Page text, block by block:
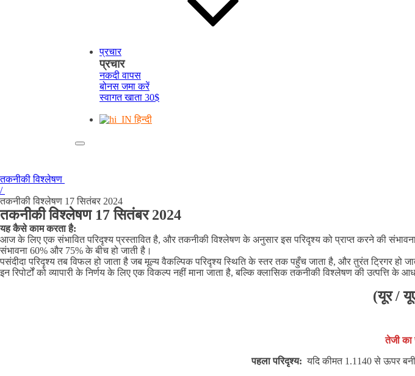
प्रचार
प्रचार
नकदी वापस
बोनस जमा करें
स्वागत खाता 30$
हिन्दी
तकनीकी विश्लेषण
/
तकनीकी विश्लेषण 17 सितंबर 2024
तकनीकी विश्लेषण 17 सितंबर 2024
यह कैसे काम करता है:
आज के लिए एक संभावित परिदृश्य प्रस्तावित है, और तकनीकी विश्लेषण के अनुसार इस परिदृश्य को प्राप्त करने की
संभावना 60% और 75% के बीच हो जाती है।
पसंदीदा परिदृश्य तब विफल हो जाता है जब मूल्य वैकल्पिक परिदृश्य स्थिति के स्तर तक पहुँच जाता है, और तुरंत ट्रिगर हो
इन रिपोर्टों को व्यापारी के निर्णय के लिए एक विकल्प नहीं माना जाता है, बल्कि क्लासिक तकनीकी विश्लेषण की उत्पत्ति
(यूर /
तेजी का
पहला परिदृश्य:यदि कीमत 1.1140 से ऊपर बनी